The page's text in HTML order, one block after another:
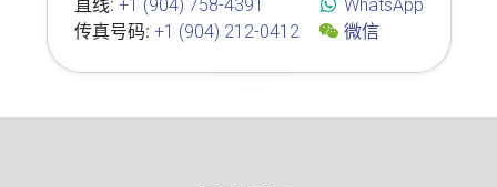
直线: +1 (904) 758-4391
传真号码: +1 (904) 212-0412
WhatsApp
微信